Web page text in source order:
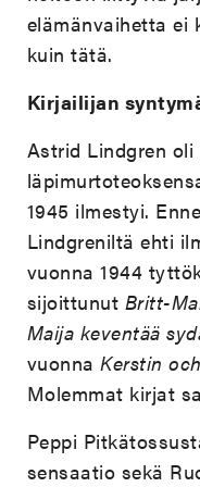
elämänvaihetta ei
kuin tätä.
Kirjailijan
Astrid Lindgren
1945 ilmestyi.
Lindgreniltä ehti
vuonna 1944
sijoittunut Britt-
Maija keventää
vuonnaKerstin
Molemmat kirjat
Peppi
sensaatio sekä